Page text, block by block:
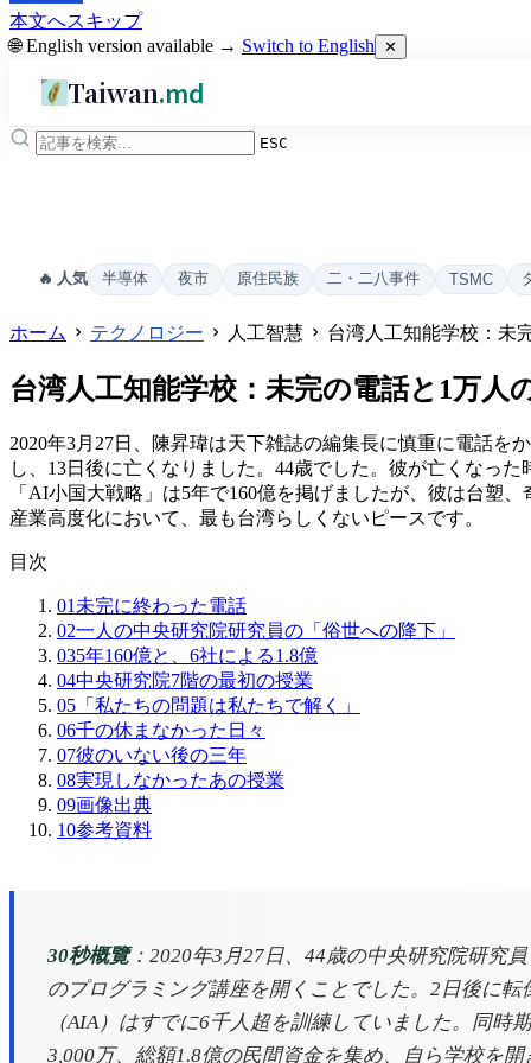
本文へスキップ
🌐 English version available → Switch to English ✕
Taiwan.md
ESC
🔥 人気 半導体 夜市 原住民族 二・二八事件 TSMC
ホーム テクノロジー 人工智慧 台湾人工知能学校：未
台湾人工知能学校：未完の電話と1万人
2020年3月27日、陳昇瑋は天下雑誌の編集長に慎重に電話
し、13日後に亡くなりました。44歳でした。彼が亡くなっ
「AI小国大戦略」は5年で160億を掲げましたが、彼は台塑
産業高度化において、最も台湾らしくないピースです。
目次
01 未完に終わった電話
02一人の中央研究院研究員の「俗世への降下」
035年160億と、6社による1.8億
04中央研究院7階の最初の授業
05 「私たちの問題は私たちで解く」
06千の休まなかった日々
07彼のいない後の三年
08実現しなかったあの授業
09画像出典
10参考資料
30秒概覽：2020年3月27日、44歳の中央研究院研究
のプログラミング講座を開くことでした。2日後に
（AIA）はすでに6千人超を訓練していました。同
3,000万、総額1.8億の民間資金を集め、自ら学校を